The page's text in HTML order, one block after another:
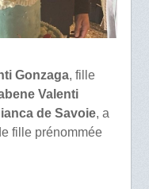
Gonzaga, fille
Valenti
de Savoie, a
fille prénommée